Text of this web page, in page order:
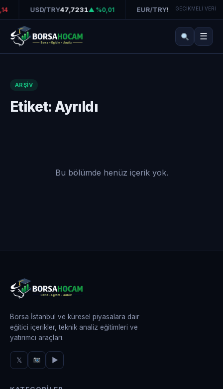
USD/TRY47,7231▲ %0,01 EUR/TRY55,1942▼ %0,03
GECİKMELİ VERİ
☰
ARŞIV
Etiket:Ayrıldı
Bu bölümde henüz içerik yok.
Borsa İstanbul ve küresel piyasalara dair
eğitici içerikler, teknik analiz eğitimleri ve
yatırımcı araçları.
𝕏 ▶